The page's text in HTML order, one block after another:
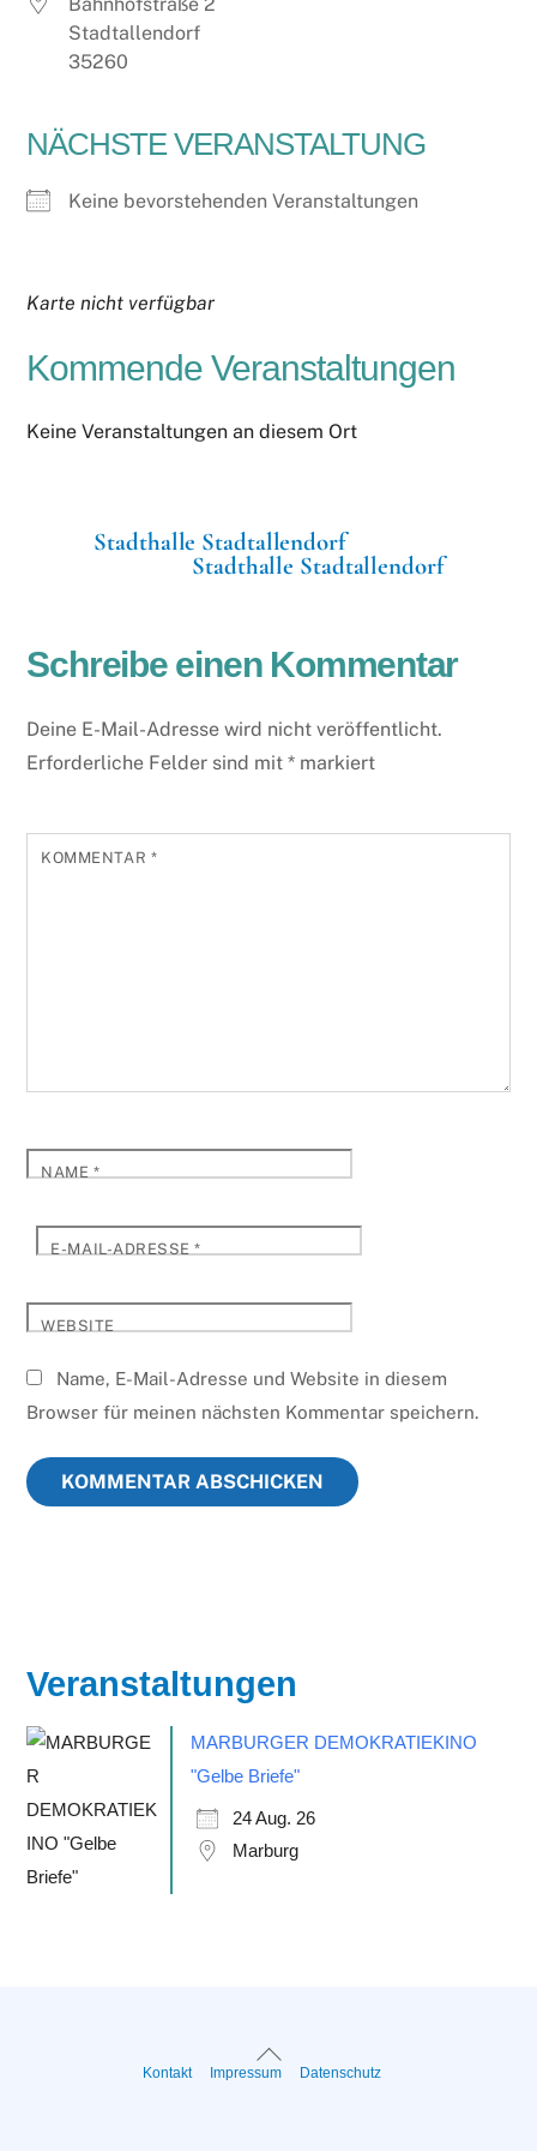
Stadtallendorf
35260
NÄCHSTE VERANSTALTUNG
Keine bevorstehenden Veranstaltungen
Karte nicht verfügbar
Kommende Veranstaltungen
Keine Veranstaltungen an diesem Ort
Stadthalle Stadtallendorf
Stadthalle Stadtallendorf
Schreibe einen Kommentar
Deine E-Mail-Adresse wird nicht veröffentlicht.
Erforderliche Felder sind mit* markiert
KOMMENTAR *
NAME*
E-MAIL-ADRESSE*
WEBSITE
Name, E-Mail-Adresse und Website in diesem
Browser für meinen nächsten Kommentar speichern.
Veranstaltungen
MARBURGER DEMOKRATIEKINO
"Gelbe Briefe"
24 Aug. 26
Marburg
Back
Kontakt Impressum Datenschutz